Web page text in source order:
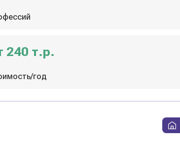
240 т.р.
год